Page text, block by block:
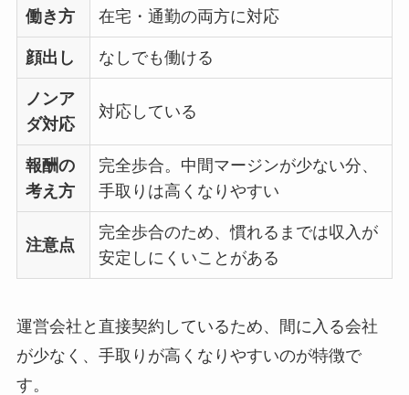
働き方 在宅・通勤の両方に対応
顔出し なしでも働ける
ノンア
ダ対応
対応している
報酬の
考え方
完全歩合。中間マージンが少ない分、
手取りは高くなりやすい
注意点
完全歩合のため、慣れるまでは収入が
安定しにくいことがある
運営会社と直接契約しているため、間に入る会社
が少なく、手取りが高くなりやすいのが特徴で
す。